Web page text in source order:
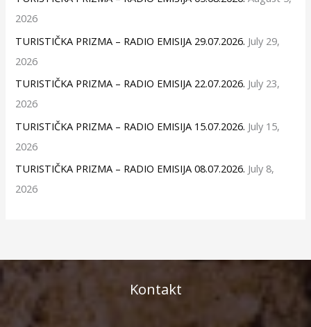
2026
TURISTIČKA PRIZMA – RADIO EMISIJA 29.07.2026. July 29,
2026
TURISTIČKA PRIZMA – RADIO EMISIJA 22.07.2026. July 23,
2026
TURISTIČKA PRIZMA – RADIO EMISIJA 15.07.2026. July 15,
2026
TURISTIČKA PRIZMA – RADIO EMISIJA 08.07.2026. July 8,
2026
Kontakt